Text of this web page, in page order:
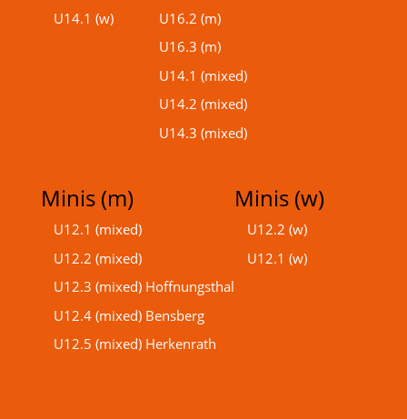
U14.1 (w)
U16.2 (m)
U16.3 (m)
U14.1 (mixed)
U14.2 (mixed)
U14.3 (mixed)
Minis (m)
U12.1 (mixed)
U12.2 (mixed)
U12.3 (mixed) Hoffnungsthal
U12.4 (mixed) Bensberg
U12.5 (mixed) Herkenrath
Minis (w)
U12.2 (w)
U12.1 (w)